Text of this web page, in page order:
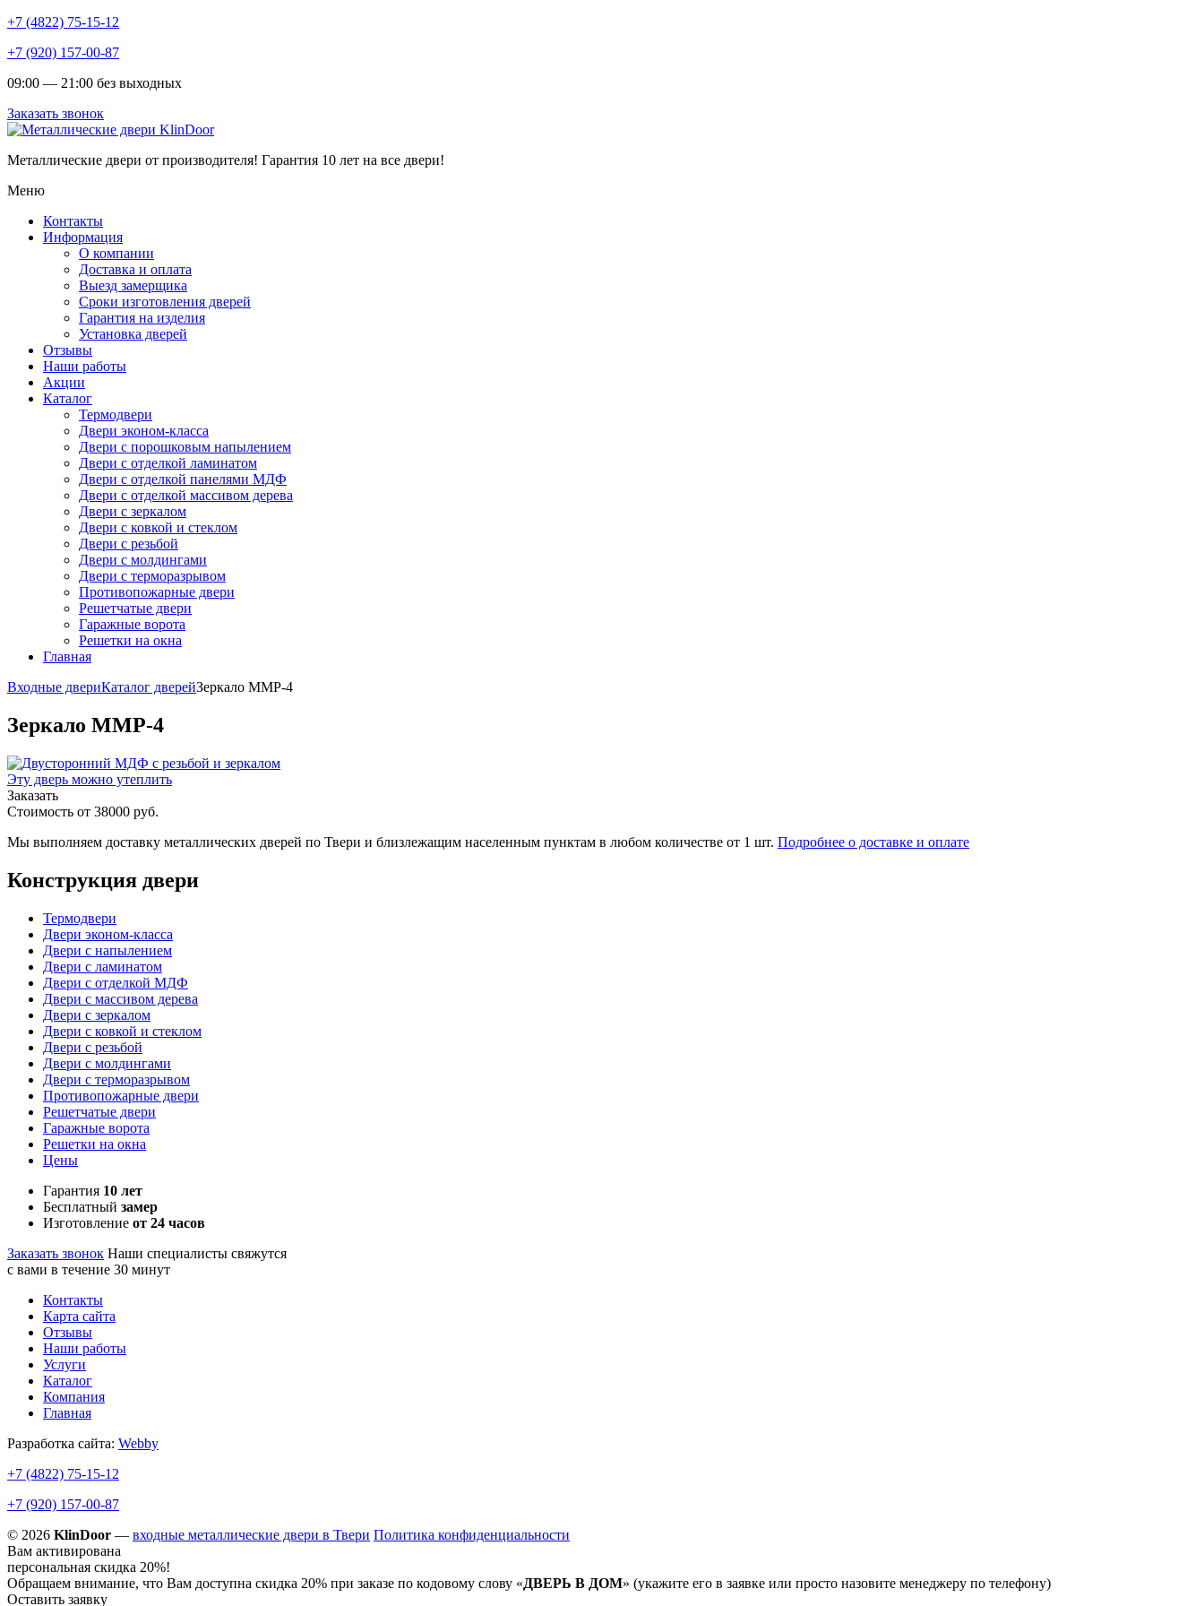
+7 (4822) 75-15-12
+7 (920) 157-00-87
09:00 — 21:00 без выходных
Заказать звонок
Металлические двери от производителя! Гарантия 10 лет на все двери!
Меню
Контакты
Информация
О компании
Доставка и оплата
Выезд замерщика
Сроки изготовления дверей
Гарантия на изделия
Установка дверей
Отзывы
Наши работы
Акции
Каталог
Термодвери
Двери эконом-класса
Двери с порошковым напылением
Двери с отделкой ламинатом
Двери с отделкой панелями МДФ
Двери с отделкой массивом дерева
Двери с зеркалом
Двери с ковкой и стеклом
Двери с резьбой
Двери с молдингами
Двери с терморазрывом
Противопожарные двери
Решетчатые двери
Гаражные ворота
Решетки на окна
Главная
Входные двериКаталог дверейЗеркало ММР-4
Зеркало ММР-4
Эту дверь можно утеплить
Заказать
Стоимость от 38000 руб.
Мы выполняем доставку металлических дверей по Твери и близлежащим населенным пунктам в любом количестве от 1 шт. Подробнее о доставке и оплате
Конструкция двери
Термодвери
Двери эконом-класса
Двери с напылением
Двери с ламинатом
Двери с отделкой МДФ
Двери с массивом дерева
Двери с зеркалом
Двери с ковкой и стеклом
Двери с резьбой
Двери с молдингами
Двери с терморазрывом
Противопожарные двери
Решетчатые двери
Гаражные ворота
Решетки на окна
Цены
Гарантия 10 лет
Бесплатный замер
Изготовление от 24 часов
Заказать звонок Наши специалисты свяжутся
с вами в течение 30 минут
Контакты
Карта сайта
Отзывы
Наши работы
Услуги
Каталог
Компания
Главная
Разработка сайта: Webby
+7 (4822) 75-15-12
+7 (920) 157-00-87
© 2026 KlinDoor — входные металлические двери в Твери Политика конфиденциальности
Вам активирована
персональная скидка 20%!
Обращаем внимание, что Вам доступна скидка 20% при заказе по кодовому слову «ДВЕРЬ В ДОМ» (укажите его в заявке или просто назовите менеджеру по телефону)
Оставить заявку